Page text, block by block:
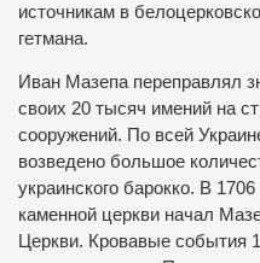
источникам в
гетмана.
Иван Мазепа переправлял
своих 20 тысяч имений на
сооружений. По всей
возведено большое
украинского барокко. В
каменной церкви начал
Церкви. Кровавые события